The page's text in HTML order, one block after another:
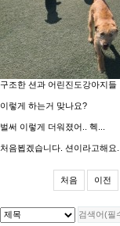
구조한 션과 어린진도강아지들
이렇게 하는거 맞나요?
벌써 이렇게 더워졌어.. 헥...
처음뵙겠습니다. 션이라고해요...
처음 이전